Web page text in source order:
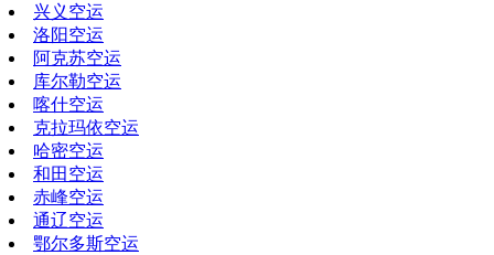
兴义空运
洛阳空运
阿克苏空运
库尔勒空运
喀什空运
克拉玛依空运
哈密空运
和田空运
赤峰空运
通辽空运
鄂尔多斯空运